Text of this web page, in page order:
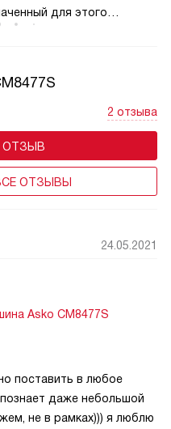
для этого
2 отзыва
ОТЗЫВ
ОТЗЫВЫ
24.05.2021
Asko CM8477S
поставить в любое
даже небольшой
не в рамках))) я люблю